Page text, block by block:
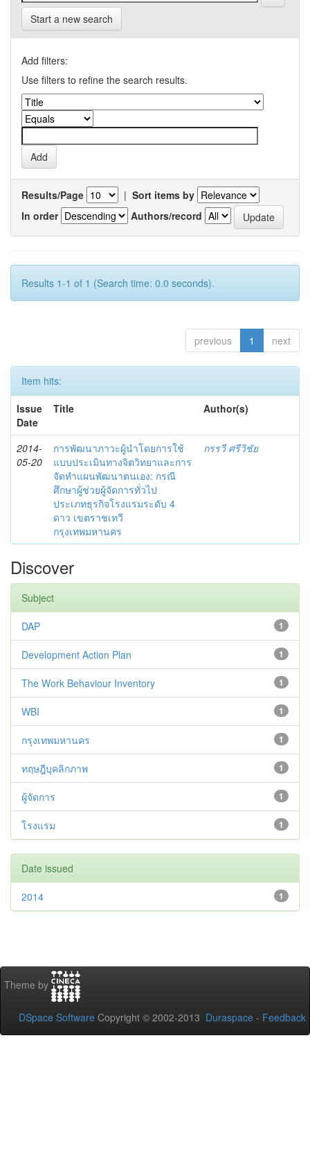
Start a new search
Add filters:
Use filters to refine the search results.
Results/Page | Sort items by
In order
Authors/record
Results 1-1 of 1 (Search time: 0.0 seconds).
previous 1 next
Item hits:
Issue
Date
Title Author(s)
2014-
05-20
การพัฒนาภาวะผู้นำโดยการใช้
แบบประเมินทางจิตวิทยาและการ
จัดทำแผนพัฒนาตนเอง: กรณี
ศึกษาผู้ช่วยผู้จัดการทั่วไป
ประเภทธุรกิจโรงแรมระดับ 4
ดาว เขตราชเทวี
กรุงเทพมหานคร
กรรวี ศรีวิชัย
Discover
Subject
1
DAP
1
Development Action Plan
1
The Work Behaviour Inventory
1
WBI
1
กรุงเทพมหานคร
1
ทฤษฎีบุคลิกภาพ
1
ผู้จัดการ
1
โรงแรม
Date issued
1
2014
Theme by
DSpace Software Copyright © 2002-2013 Duraspace - Feedback